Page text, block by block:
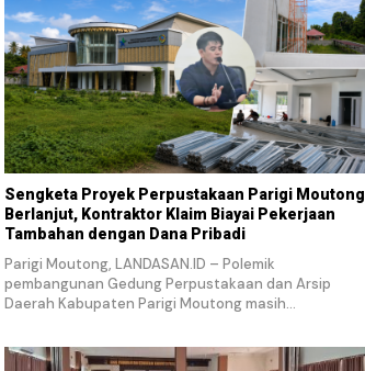
Sengketa Proyek Perpustakaan Parigi Moutong
Berlanjut, Kontraktor Klaim Biayai Pekerjaan
Tambahan dengan Dana Pribadi
Parigi Moutong, LANDASAN.ID – Polemik
pembangunan Gedung Perpustakaan dan Arsip
Daerah Kabupaten Parigi Moutong masih…